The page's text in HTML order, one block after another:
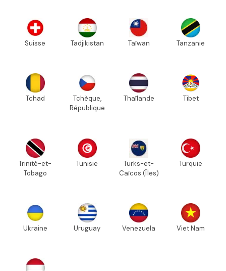
Suisse Tadjikistan Taïwan Tanzanie
Tchad
Tchèque,
République
Thaïlande Tibet
Trinité-et-
Tobago
Tunisie
Turks-et-
Caïcos (Îles)
Turquie
Ukraine Uruguay Venezuela Viet Nam